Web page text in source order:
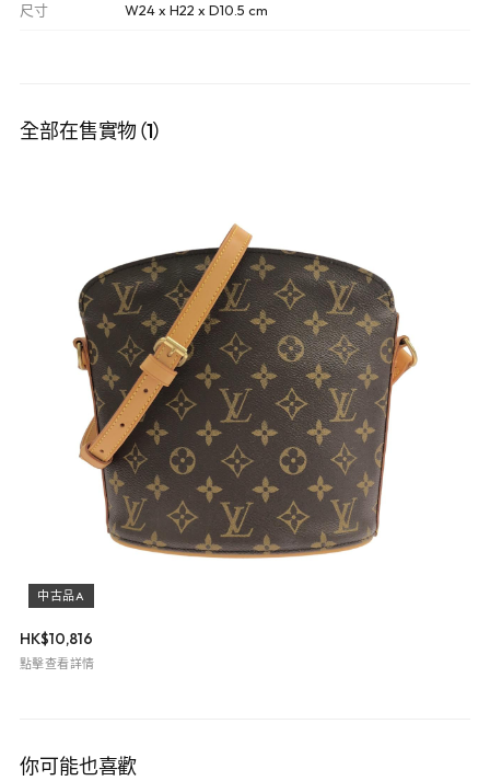
尺寸 W24 x H22 x D10.5 cm
全部在售實物（1）
中古品A
HK$10,816
點擊查看詳情
你可能也喜歡